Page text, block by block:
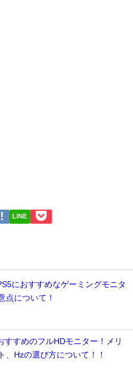
LINE
におすすめなゲーミングモニタ
点について！
すすめのフルHDモニター！メリ
、Hzの選び方について！！